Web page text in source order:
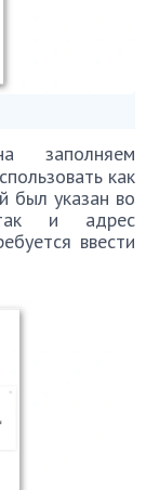
заполняем
как
был указан во
и адрес
ввести